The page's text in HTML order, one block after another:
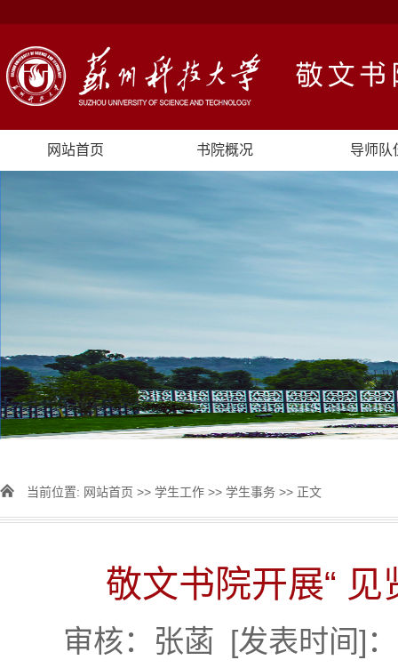
网站首页 书院概况 导师队
当前位置: 网站首页 >> 学生工作 >> 学生事务 >> 正文
敬文书院开展“
审核：张菡 [发表时间]